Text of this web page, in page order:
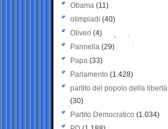
Obama (11)
olimpiadi (40)
Oliveri (4)
Pannella (29)
Papa (33)
Parlamento (1.428)
partito del popolo della libertà
(30)
Partito Democratico (1.034)